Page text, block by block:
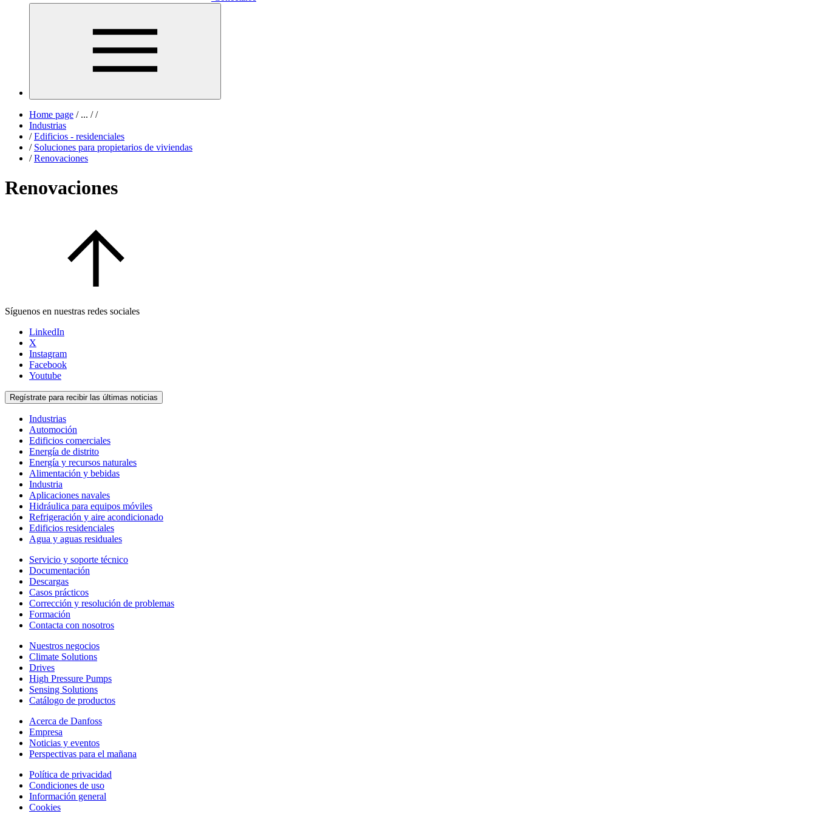
Home page /... / /
Industrias
/ Edificios - residenciales
/ Soluciones para propietarios de viviendas
/ Renovaciones
Renovaciones
Síguenos en nuestras redes sociales
LinkedIn
X
Instagram
Facebook
Youtube
Regístrate para recibir las últimas noticias
Industrias
Automoción
Edificios comerciales
Energía de distrito
Energía y recursos naturales
Alimentación y bebidas
Industria
Aplicaciones navales
Hidráulica para equipos móviles
Refrigeración y aire acondicionado
Edificios residenciales
Agua y aguas residuales
Servicio y soporte técnico
Documentación
Descargas
Casos prácticos
Corrección y resolución de problemas
Formación
Contacta con nosotros
Nuestros negocios
Climate Solutions
Drives
High Pressure Pumps
Sensing Solutions
Catálogo de productos
Acerca de Danfoss
Empresa
Noticias y eventos
Perspectivas para el mañana
Política de privacidad
Condiciones de uso
Información general
Cookies